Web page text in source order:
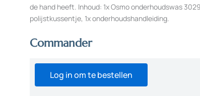
de hand heeft. Inhoud: 1x Osmo onderhoudswas
polijstkussentje, 1x onderhoudshandleiding.
Commander
Log in om te bestellen